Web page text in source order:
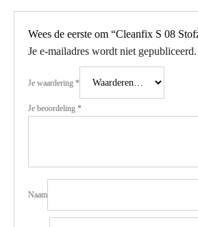
Wees de eerste om “Cleanfix S 08
Je e-mailadres wordt niet gepubliceerd.
Je waardering *
Je beoordeling *
Naam